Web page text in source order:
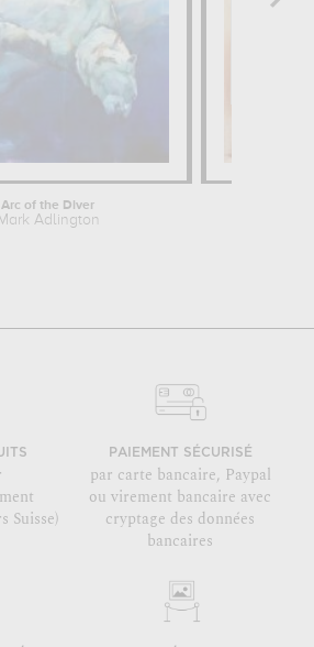
Arc of the Diver
Mark Adlington
Suisse)
PAIEMENT SÉCURISÉ
par carte bancaire, Paypal
ou virement bancaire avec
cryptage des données
bancaires